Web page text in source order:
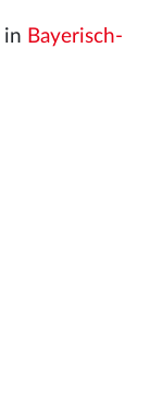
in Bayerisch-